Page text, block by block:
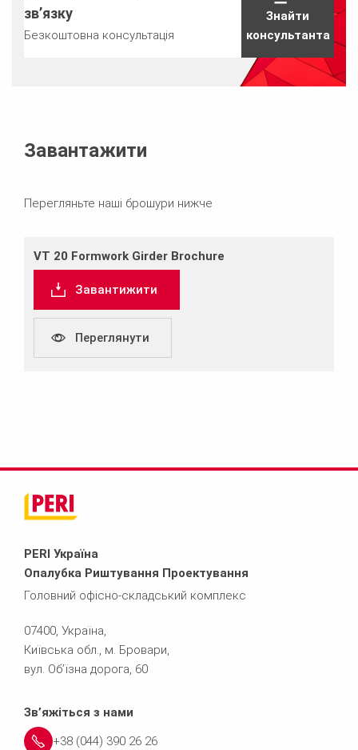
зв’язку
Безкоштовна консультація
Знайти
консультанта
Завантажити
Перегляньте наші брошури нижче
VT 20 Formwork Girder Brochure
Завантижити
Переглянути
PERI Україна
Опалубка Риштування Проектування
Головний офісно-складський комплекс
07400, Україна,
Київська обл., м. Бровари,
вул. Об’їзна дорога, 60
Зв’яжіться з нами
+38 (044) 390 26 26